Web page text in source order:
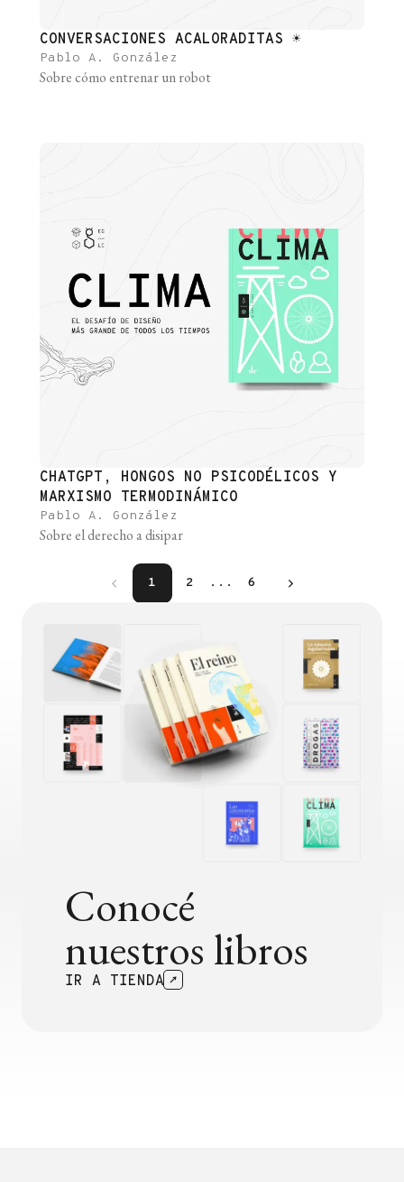
CONVERSACIONES ACALORADITAS ☀️
Pablo A. González
Sobre cómo entrenar un robot
CHATGPT, HONGOS NO PSICODÉLICOS Y
MARXISMO TERMODINÁMICO
Pablo A. González
Sobre el derecho a disipar
1 2 ... 6
Conocé
nuestros libros
IR A TIENDA